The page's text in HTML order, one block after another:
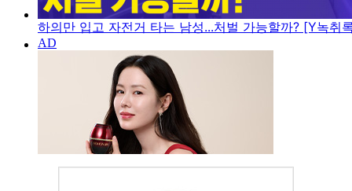
하의만 입고 자전거 타는 남성...처벌 가능할까? [Y녹취